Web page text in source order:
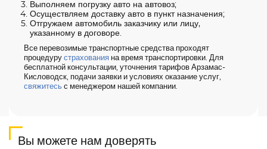
Выполняем погрузку авто на автовоз;
Осуществляем доставку авто в пункт назначения;
Отгружаем автомобиль заказчику или лицу,
указанному в договоре.
Все перевозимые транспортные средства проходят
процедуру страхования на время транспортировки. Для
бесплатной консультации, уточнения тарифов Арзамас-
Кисловодск, подачи заявки и условиях оказание услуг,
свяжитесь с менеджером нашей компании.
Вы можете нам доверять